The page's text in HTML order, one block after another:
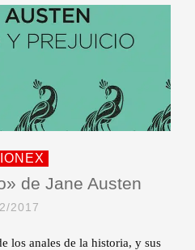
de Jane Austen
2017
los anales de la historia, y sus